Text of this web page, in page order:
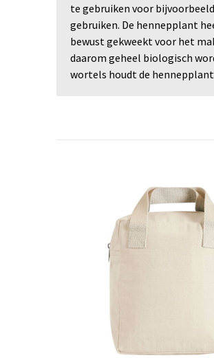
te gebruiken voor
gebruiken. De hennepplant
bewust gekweekt voor het
daarom geheel biologisch
wortels houdt de